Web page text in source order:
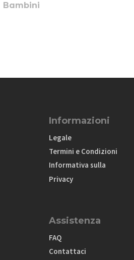
Bambini
Informazioni
Legale
Termini e Condizioni
Informativa sulla
Privacy
Assistenza
FAQ
Contattaci